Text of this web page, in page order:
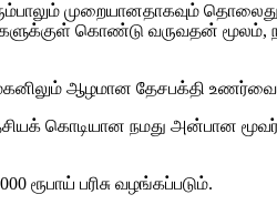
முறையானதாகவும்
கொண்டு வருவதன் மூலம்,
ஆழமான தேசபக்தி
கொடியான நமது அன்பான
ரூபாய் பரிசு வழங்கப்படும்.